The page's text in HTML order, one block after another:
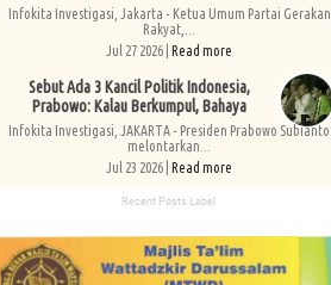
Infokita Investigasi, Jakarta - Ketua Umum Partai Gerakan
Rakyat,...
Jul 27 2026 | Read more
Sebut Ada 3 Kancil Politik Indonesia,
Prabowo: Kalau Berkumpul, Bahaya
Infokita Investigasi, JAKARTA - Presiden Prabowo Subianto
melontarkan...
Jul 23 2026 | Read more
Recent Posts Label